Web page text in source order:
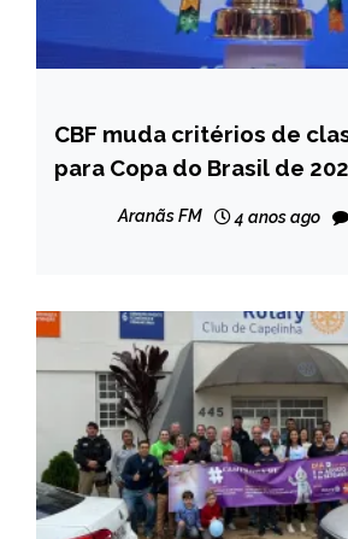
ESPORTES
NOTÍCIAS
CBF muda critérios de
para Copa do Brasil de
Aranãs FM 4 anos ago